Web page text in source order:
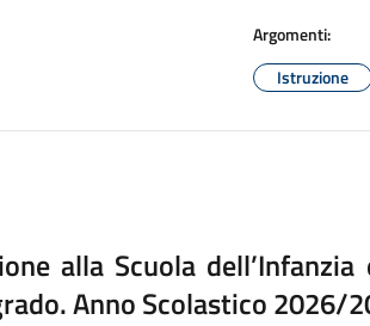
Argomenti:
Istruzione
alla Scuola
Anno Scolastico 2026/